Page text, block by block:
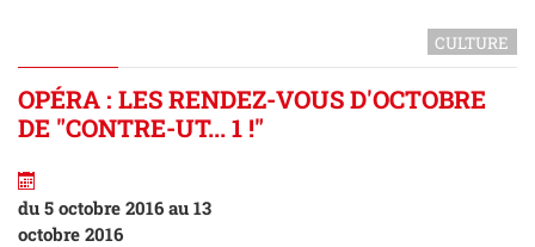
CULTURE
OPÉRA : LES RENDEZ-VOUS D'OCTOBRE
DE "CONTRE-UT... 1 !"
du 5 octobre 2016 au 13
octobre 2016